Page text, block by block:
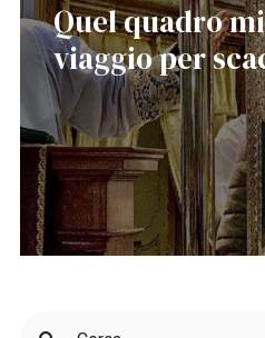
Quel quadro
viaggio per